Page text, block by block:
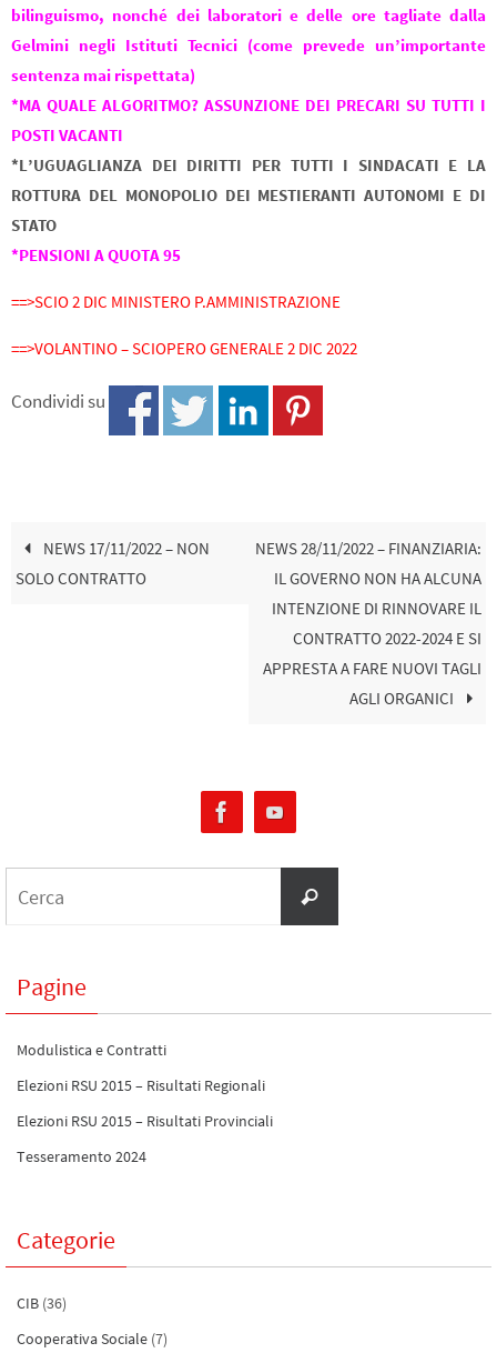
bilinguismo, nonché dei laboratori e delle ore tagliate dalla
Gelmini negli Istituti Tecnici (come prevede un’importante
sentenza mai rispettata)
*MA QUALE ALGORITMO? ASSUNZIONE DEI PRECARI SU TUTTI I
POSTI VACANTI
*L’UGUAGLIANZA DEI DIRITTI PER TUTTI I SINDACATI E LA
ROTTURA DEL MONOPOLIO DEI MESTIERANTI AUTONOMI E DI
STATO
*PENSIONI A QUOTA 95
==>SCIO 2 DIC MINISTERO P.AMMINISTRAZIONE
==>VOLANTINO – SCIOPERO GENERALE 2 DIC 2022
Condividi su
NEWS 17/11/2022 – NON
SOLO CONTRATTO
NEWS 28/11/2022 – FINANZIARIA:
IL GOVERNO NON HA ALCUNA
INTENZIONE DI RINNOVARE IL
CONTRATTO 2022-2024 E SI
APPRESTA A FARE NUOVI TAGLI
AGLI ORGANICI
Pagine
Modulistica e Contratti
Elezioni RSU 2015 – Risultati Regionali
Elezioni RSU 2015 – Risultati Provinciali
Tesseramento 2024
Categorie
CIB (36)
Cooperativa Sociale (7)